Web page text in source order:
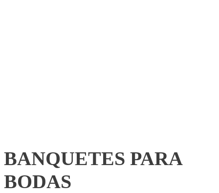
BANQUETES PARA
BODAS